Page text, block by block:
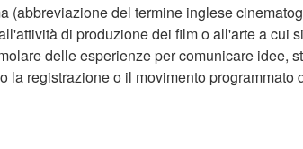
(abbreviazione del termine inglese
di produzione dei film o all'arte a cui
delle esperienze per comunicare idee,
la registrazione o il movimento